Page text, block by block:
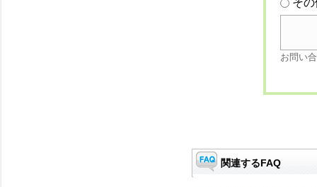
そ
お問い
関連するFAQ